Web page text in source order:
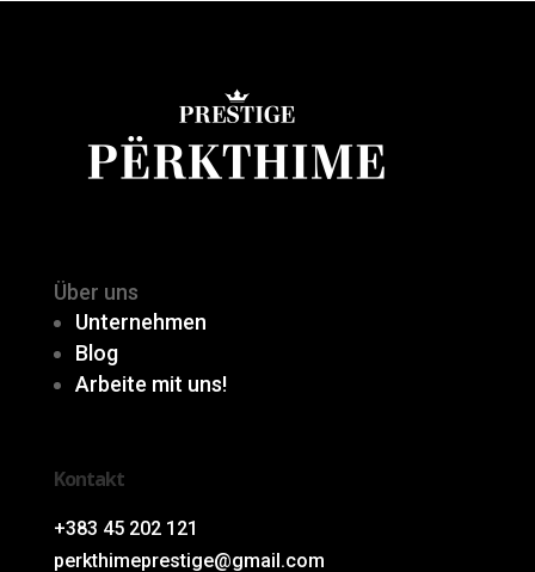
Über uns
Unternehmen
Blog
Arbeite mit uns!
Kontakt
+383 45 202 121
perkthimeprestige@gmail.com